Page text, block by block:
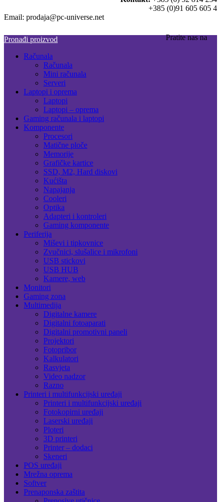
+385 (0)91 605 605 4
Email: prodaja@pc-universe.net
Pratite nas na
Pronađi proizvod
Računala
Računala
Mini računala
Serveri
Laptopi i oprema
Laptopi
Laptopi – oprema
Gaming računala i laptopi
Komponente
Procesori
Matične ploče
Memorije
Grafičke kartice
SSD, M2, Hard diskovi
Kućišta
Napajanja
Cooleri
Optika
Adapteri i kontroleri
Gaming komponente
Periferija
Miševi i tipkovnice
Zvučnici, slušalice i mikrofoni
USB stickovi
USB HUB
Kamere, web
Monitori
Gaming zona
Multimedija
Digitalne kamere
Digitalni fotoaparati
Digitalni promotivni paneli
Projektori
Fotopribor
Kalkulatori
Rasvjeta
Video nadzor
Razno
Printeri i multifunkcijski uređaji
Printeri i multifunkcijski uređaji
Fotokopirni uređaji
Laserski uređaji
Ploteri
3D printeri
Printer – dodaci
Skeneri
POS uređaji
Mrežna oprema
Softver
Prenaponska zaštita